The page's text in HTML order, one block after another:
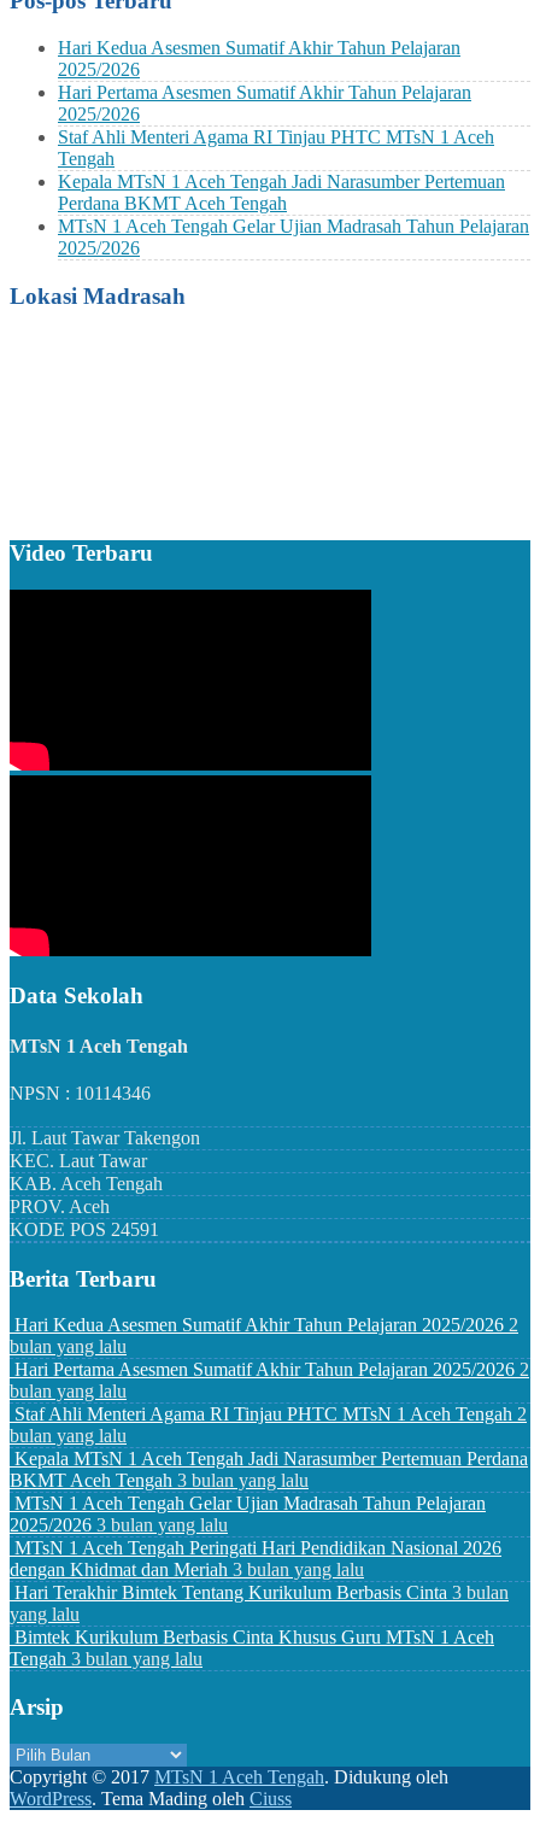
Hari Kedua Asesmen Sumatif Akhir Tahun Pelajaran
2025/2026
Hari Pertama Asesmen Sumatif Akhir Tahun Pelajaran
2025/2026
Staf Ahli Menteri Agama RI Tinjau PHTC MTsN 1 Aceh
Tengah
Kepala MTsN 1 Aceh Tengah Jadi Narasumber Pertemuan
Perdana BKMT Aceh Tengah
MTsN 1 Aceh Tengah Gelar Ujian Madrasah Tahun Pelajaran
2025/2026
Lokasi Madrasah
Video Terbaru
Data Sekolah
MTsN 1 Aceh Tengah
NPSN : 10114346
Jl. Laut Tawar Takengon
KEC. Laut Tawar
KAB. Aceh Tengah
PROV. Aceh
KODE POS 24591
Berita Terbaru
Hari Kedua Asesmen Sumatif Akhir Tahun Pelajaran 2025/2026 2
bulan yang lalu
Hari Pertama Asesmen Sumatif Akhir Tahun Pelajaran 2025/2026 2
bulan yang lalu
Staf Ahli Menteri Agama RI Tinjau PHTC MTsN 1 Aceh Tengah 2
bulan yang lalu
Kepala MTsN 1 Aceh Tengah Jadi Narasumber Pertemuan Perdana
BKMT Aceh Tengah 3 bulan yang lalu
MTsN 1 Aceh Tengah Gelar Ujian Madrasah Tahun Pelajaran
2025/2026 3 bulan yang lalu
MTsN 1 Aceh Tengah Peringati Hari Pendidikan Nasional 2026
dengan Khidmat dan Meriah 3 bulan yang lalu
Hari Terakhir Bimtek Tentang Kurikulum Berbasis Cinta 3 bulan
yang lalu
Bimtek Kurikulum Berbasis Cinta Khusus Guru MTsN 1 Aceh
Tengah 3 bulan yang lalu
Arsip
Arsip
Copyright © 2017 MTsN 1 Aceh Tengah. Didukung oleh
WordPress. Tema Mading oleh Ciuss